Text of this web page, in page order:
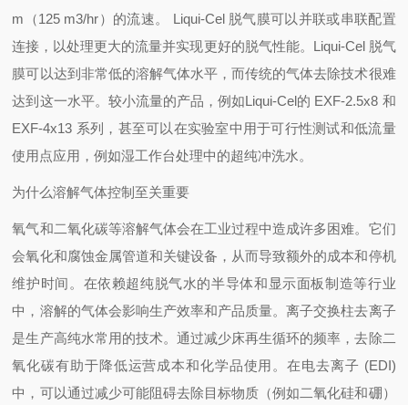
m（125 m3/hr）的流速。 Liqui-Cel 脱气膜可以并联或串联配置
连接，以处理更大的流量并实现更好的脱气性能。Liqui-Cel 脱气
膜可以达到非常低的溶解气体水平，而传统的气体去除技术很难
达到这一水平。较小流量的产品，例如Liqui-Cel的 EXF-2.5x8 和
EXF-4x13 系列，甚至可以在实验室中用于可行性测试和低流量
使用点应用，例如湿工作台处理中的超纯冲洗水。
为什么溶解气体控制至关重要
氧气和二氧化碳等溶解气体会在工业过程中造成许多困难。它们
会氧化和腐蚀金属管道和关键设备，从而导致额外的成本和停机
维护时间。在依赖超纯脱气水的半导体和显示面板制造等行业
中，溶解的气体会影响生产效率和产品质量。离子交换柱去离子
是生产高纯水常用的技术。通过减少床再生循环的频率，去除二
氧化碳有助于降低运营成本和化学品使用。在电去离子 (EDI)
中，可以通过减少可能阻碍去除目标物质（例如二氧化硅和硼）